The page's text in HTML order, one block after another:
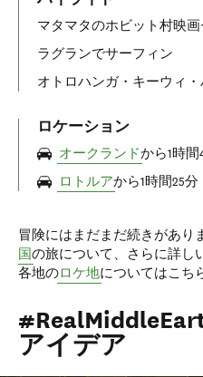
マタマタのホビット村映画
ラグランでサーフィン
オトロハンガ・キーウィ
ロケーション
オークランドから1時間
ロトルアから1時間25分
冒険にはまだまだ続きがあり
国の旅について、さらに詳し
各地のロケ地についてはこち
アイデア